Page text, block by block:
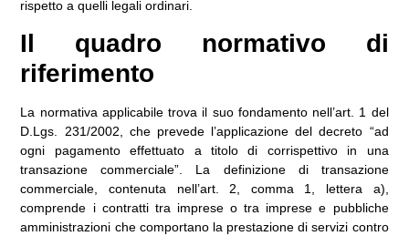
rispetto a quelli legali ordinari.
Il quadro normativo di
riferimento
La normativa applicabile trova il suo fondamento nell’art. 1 del
D.Lgs. 231/2002 , che prevede l’applicazione del decreto “ad
ogni pagamento effettuato a titolo di corrispettivo in una
transazione commerciale”. La definizione di transazione
commerciale, contenuta nell’art. 2, comma 1, lettera a)
comprende i contratti tra imprese o tra imprese e pubbliche
amministrazioni che comportano la prestazione di servizi contro